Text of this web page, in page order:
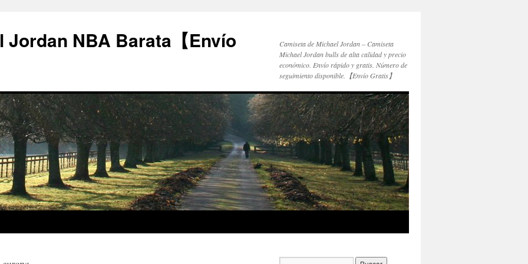
Jordan NBA Barata【Envío
Camiseta de Michael Jordan – Camiseta
Michael Jordan bulls de alta calidad y precio
económico. Envío rápido y gratis. Número de
seguimiento disponible.【Envío Gratis】